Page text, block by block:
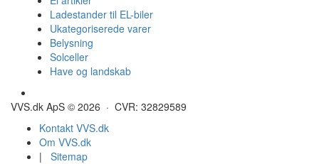
Ladestander til EL-biler
Ukategoriserede varer
Belysning
Solceller
Have og landskab
VVS.dk ApS © 2026 · CVR: 32829589
Kontakt VVS.dk
Om VVS.dk
| Sitemap